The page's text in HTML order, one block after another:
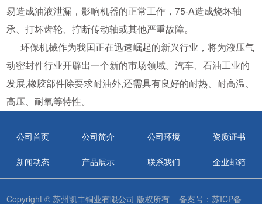
易造成油液泄漏，影响机器的正常工作，75-A造成烧坏轴
承、打坏齿轮、拧断传动轴或其他严重故障。
环保机械作为我国正在迅速崛起的新兴行业，将为液压气
动密封件行业开辟出一个新的市场领域。汽车、石油工业的
发展,橡胶部件除要求耐油外,还需具有良好的耐热、耐高温、
高压、耐氧等特性。
公司首页 公司简介 公司环境 资质证书
新闻动态 产品展示 联系我们 企业邮箱
Copyright © 苏州凯丰铜业有限公司 版权所有 备案号：苏ICP备